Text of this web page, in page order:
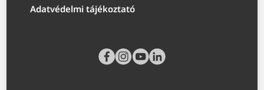
Adatvédelmi tájékoztató